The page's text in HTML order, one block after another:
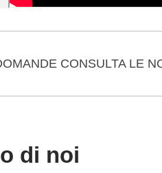
CONSULTA LE
di noi